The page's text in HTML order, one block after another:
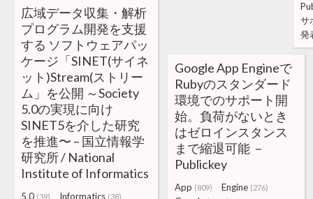
サ
発
広域データ収集・解析
プログラム開発を支援
する ソフトウェアパッ
ケージ「SINET(サイネ
ット)Stream(ストリー
ム」を公開 ～Society
5.0の実現に向け
SINET5を介した研究
を推進〜 – 国立情報学
研究所 / National
Institute of Informatics
5.0 (39) Informatics (38)
Google App Engineで
Rubyのスタンダード
環境でのサポート開
始。負荷がないとき
はゼロインスタンス
まで縮退可能 －
Publickey
App (809) Engine (276)